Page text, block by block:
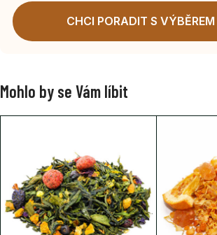
CHCI PORADIT S
Mohlo by se Vám líbit